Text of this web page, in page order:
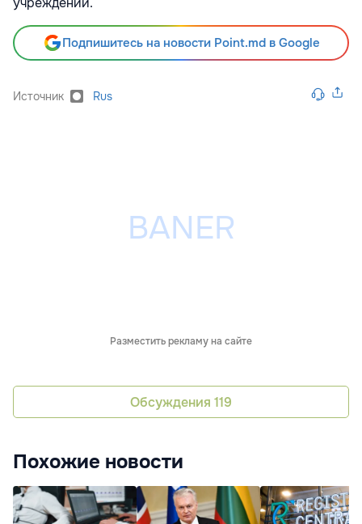
Подпишитесь на новости Point.md в Google
Источник Rus
Разместить рекламу на сайте
Обсуждения 119
Похожие новости